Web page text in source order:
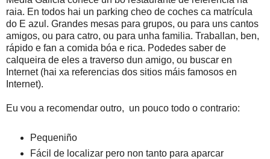
raia. En todos hai un parking cheo de coches ca matrícula
do E azul. Grandes mesas para grupos, ou para uns cantos
amigos, ou para catro, ou para unha familia. Traballan, ben,
rápido e fan a comida bóa e rica. Podedes saber de
calqueira de eles a traverso dun amigo, ou buscar en
Internet (hai xa referencias dos sitios máis famosos en
Internet).
Eu vou a recomendar outro, un pouco todo o contrario:
Pequeniño
Fácil de localizar pero non tanto para aparcar